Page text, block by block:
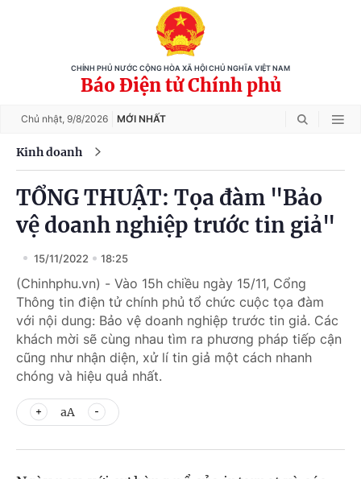
CHÍNH PHỦ NƯỚC CỘNG HÒA XÃ HỘI CHỦ NGHĨA VIỆT NAM
Báo Điện tử Chính phủ
Chủ nhật, 9/8/2026 MỚI NHẤT
Kinh doanh
TỔNG THUẬT: Tọa đàm "Bảo
vệ doanh nghiệp trước tin giả"
15/11/2022 18:25
(Chinhphu.vn) - Vào 15h chiều ngày 15/11, Cổng
Thông tin điện tử chính phủ tổ chức cuộc tọa đàm
với nội dung: Bảo vệ doanh nghiệp trước tin giả. Các
khách mời sẽ cùng nhau tìm ra phương pháp tiếp cận
cũng như nhận diện, xử lí tin giả một cách nhanh
chóng và hiệu quả nhất.
aA